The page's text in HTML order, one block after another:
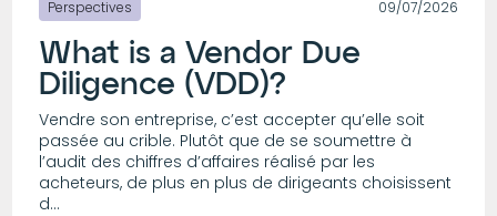
Perspectives 09/07/2026
What is a Vendor Due
Diligence (VDD)?
Vendre son entreprise, c’est accepter qu’elle soit
passée au crible. Plutôt que de se soumettre à
l’audit des chiffres d’affaires réalisé par les
acheteurs, de plus en plus de dirigeants choisissent
d...